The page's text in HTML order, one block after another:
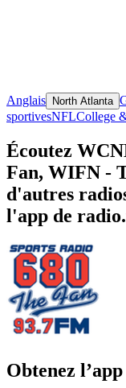
Anglais North Atlanta
sportivesNFLCollege
Écoutez
Fan, WIFN -
d'autres
l'app de
Obtenez